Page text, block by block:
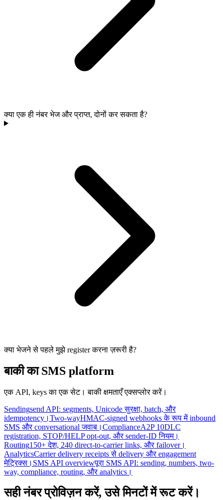
क्या एक ही नंबर भेज और प्राप्त, दोनों कर सकता है?
क्या भेजने से पहले मुझे register करना ज़रूरी है?
बाकी का SMS platform
एक API, keys का एक सेट। बाकी क्षमताएँ एक्सप्लोर करें।
Sendingsend API: segments, Unicode सुरक्षा, batch, और
idempotency। Two-wayHMAC-signed webhooks के रूप में inbound
SMS और conversational जवाब। ComplianceA2P 10DLC
registration, STOP/HELP opt-out, और sender-ID नियम।
Routing150+ देश, 240 direct-to-carrier links, और failover।
AnalyticsCarrier delivery receipts से delivery और engagement
मेट्रिक्स। SMS API overviewपूरा SMS API: sending, numbers, two-
way, compliance, routing, और analytics।
सही नंबर प्रोविज़न करें, उसे मिनटों में रूट करें।